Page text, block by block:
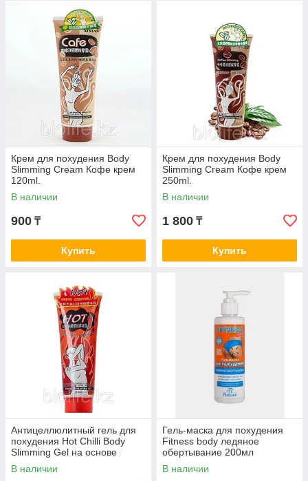
Крем для похудения Body
Slimming Cream Кофе крем
120ml.
В наличии
900 ₸
Купить
Крем для похудения Body
Slimming Cream Кофе крем
250ml.
В наличии
1 800 ₸
Купить
Антицеллюлитный гель для
похудения Hot Chilli Body
Slimming Gel на основе
перца 250 ml.
В наличии
Гель-маска для похудения
Fitness body ледяное
обертывание 200мл
В наличии